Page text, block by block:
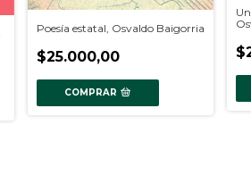
Poesía estatal, Osvaldo Baigorria
$25.000,00
COMPRAR